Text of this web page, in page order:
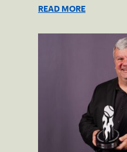
READ MORE